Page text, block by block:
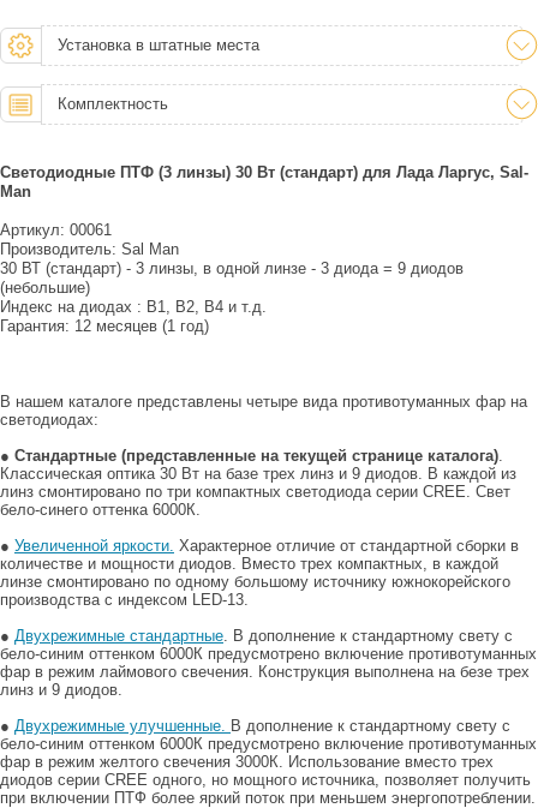
Установка в штатные места
Комплектность
Светодиодные ПТФ (3 линзы) 30 Вт (стандарт) для Лада Ларгус, Sal-
Man
Артикул: 00061
Производитель: Sal Man
30 ВТ (стандарт) - 3 линзы, в одной линзе - 3 диода = 9 диодов
(небольшие)
Индекс на диодах : B1, B2, B4 и т.д.
Гарантия: 12 месяцев (1 год)
В нашем каталоге представлены четыре вида противотуманных фар на
светодиодах:
● Стандартные (представленные на текущей странице каталога)
Классическая оптика 30 Вт на базе трех линз и 9 диодов. В каждой из
линз смонтировано по три компактных светодиода серии CREE. Свет
бело-синего оттенка 6000К.
● Увеличенной яркости. Характерное отличие от стандартной сборки в
количестве и мощности диодов. Вместо трех компактных, в каждой
линзе смонтировано по одному большому источнику южнокорейского
производства с индексом LED-13.
● Двухрежимные стандартные . В дополнение к стандартному свету с
бело-синим оттенком 6000К предусмотрено включение противотуманных
фар в режим лаймового свечения. Конструкция выполнена на безе трех
линз и 9 диодов.
● Двухрежимные улучшенные.
В дополнение к стандартному свету с
бело-синим оттенком 6000К предусмотрено включение противотуманных
фар в режим желтого свечения 3000К. Использование вместо трех
диодов серии CREE одного, но мощного источника, позволяет получить
при включении ПТФ более яркий поток при меньшем энергопотреблении.